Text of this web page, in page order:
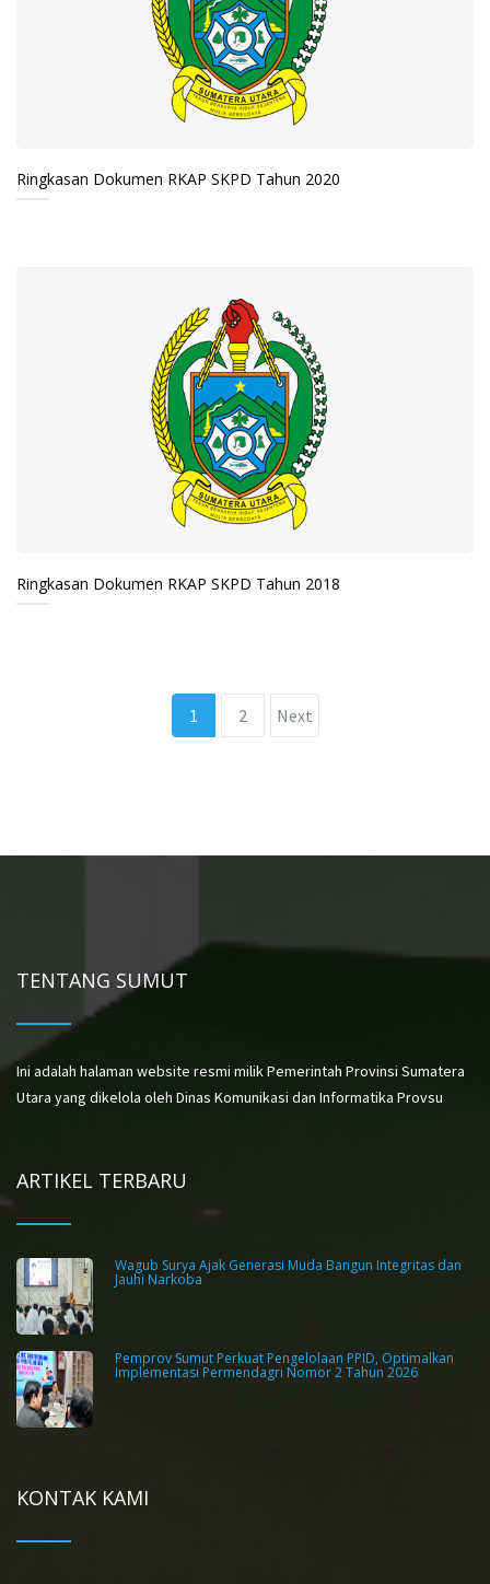
Ringkasan Dokumen RKAP SKPD Tahun 2020
Ringkasan Dokumen RKAP SKPD Tahun 2018
1 2 Next
TENTANG SUMUT
Ini adalah halaman website resmi milik Pemerintah Provinsi Sumatera
Utara yang dikelola oleh Dinas Komunikasi dan Informatika Provsu
ARTIKEL TERBARU
Wagub Surya Ajak Generasi Muda Bangun Integritas dan
Jauhi Narkoba
Pemprov Sumut Perkuat Pengelolaan PPID, Optimalkan
Implementasi Permendagri Nomor 2 Tahun 2026
KONTAK KAMI